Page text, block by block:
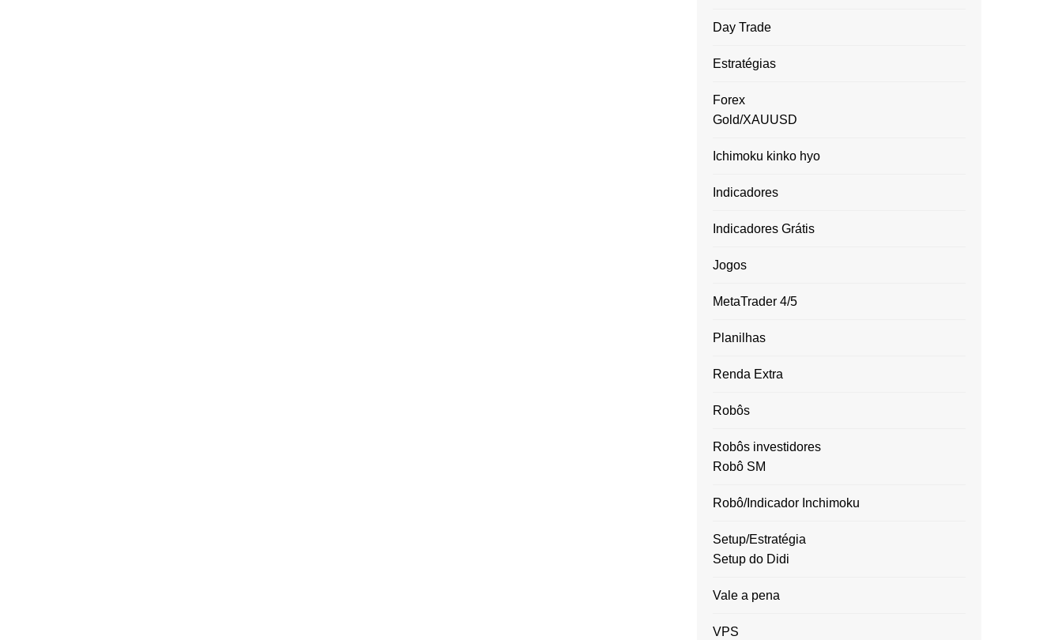
Day Trade
Estratégias
Forex
Gold/XAUUSD
Ichimoku kinko hyo
Indicadores
Indicadores Grátis
Jogos
MetaTrader 4/5
Planilhas
Renda Extra
Robôs
Robôs investidores
Robô SM
Robô/Indicador Inchimoku
Setup/Estratégia
Setup do Didi
Vale a pena
VPS